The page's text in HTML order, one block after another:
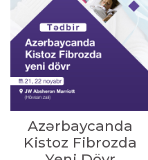
Azərbaycanda
Kistoz Fibrozda